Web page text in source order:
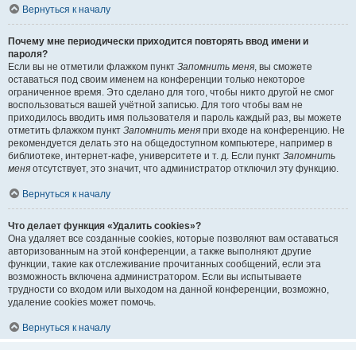
Вернуться к началу
Почему мне периодически приходится повторять ввод имени и
пароля?
Если вы не отметили флажком пункт Запомнить меня, вы сможете
оставаться под своим именем на конференции только некоторое
ограниченное время. Это сделано для того, чтобы никто другой не смог
воспользоваться вашей учётной записью. Для того чтобы вам не
приходилось вводить имя пользователя и пароль каждый раз, вы можете
отметить флажком пункт Запомнить меня при входе на конференцию. Не
рекомендуется делать это на общедоступном компьютере, например в
библиотеке, интернет-кафе, университете и т. д. Если пункт Запомнить
меня отсутствует, это значит, что администратор отключил эту функцию.
Вернуться к началу
Что делает функция «Удалить cookies»?
Она удаляет все созданные cookies, которые позволяют вам оставаться
авторизованным на этой конференции, а также выполняют другие
функции, такие как отслеживание прочитанных сообщений, если эта
возможность включена администратором. Если вы испытываете
трудности со входом или выходом на данной конференции, возможно,
удаление cookies может помочь.
Вернуться к началу